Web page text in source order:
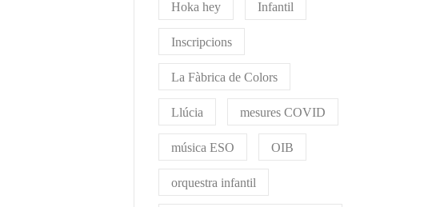
Hoka hey Infantil
Inscripcions
La Fàbrica de Colors
Llúcia mesures COVID
música ESO OIB
orquestra infantil